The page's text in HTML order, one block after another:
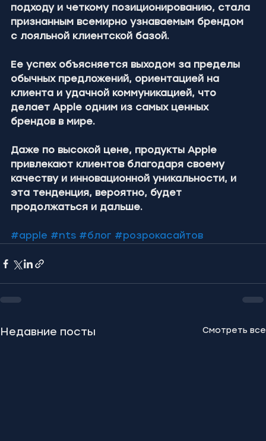
подходу и четкому позиционированию, стала
признанным всемирно узнаваемым брендом
с лояльной клиентской базой.
Ее успех объясняется выходом за пределы
обычных предложений, ориентацией на
клиента и удачной коммуникацией, что
делает Apple одним из самых ценных
брендов в мире.
Даже по высокой цене, продукты Apple
привлекают клиентов благодаря своему
качеству и инновационной уникальности, и
эта тенденция, вероятно, будет
продолжаться и дальше.
#apple #nts #блог #розрокасайтов
Недавние посты Смотреть все